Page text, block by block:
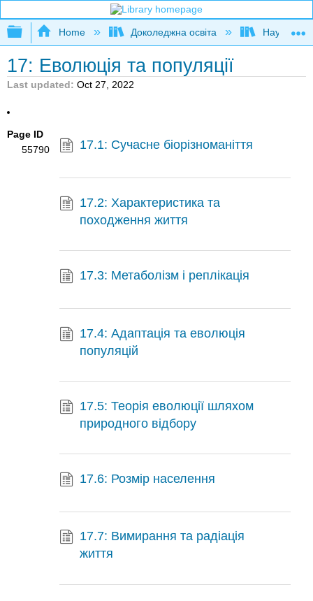
Expand/collapse global hierarchy
Home Доколеджна освіта Наука і
17: Еволюція та популяції
Last updated Oct 27, 2022
Page ID
55790
17.1: Сучасне біорізноманіття
17.2: Характеристика та
походження життя
17.3: Метаболізм і реплікація
17.4: Адаптація та еволюція
популяцій
17.5: Теорія еволюції шляхом
природного відбору
17.6: Розмір населення
17.7: Вимирання та радіація
життя